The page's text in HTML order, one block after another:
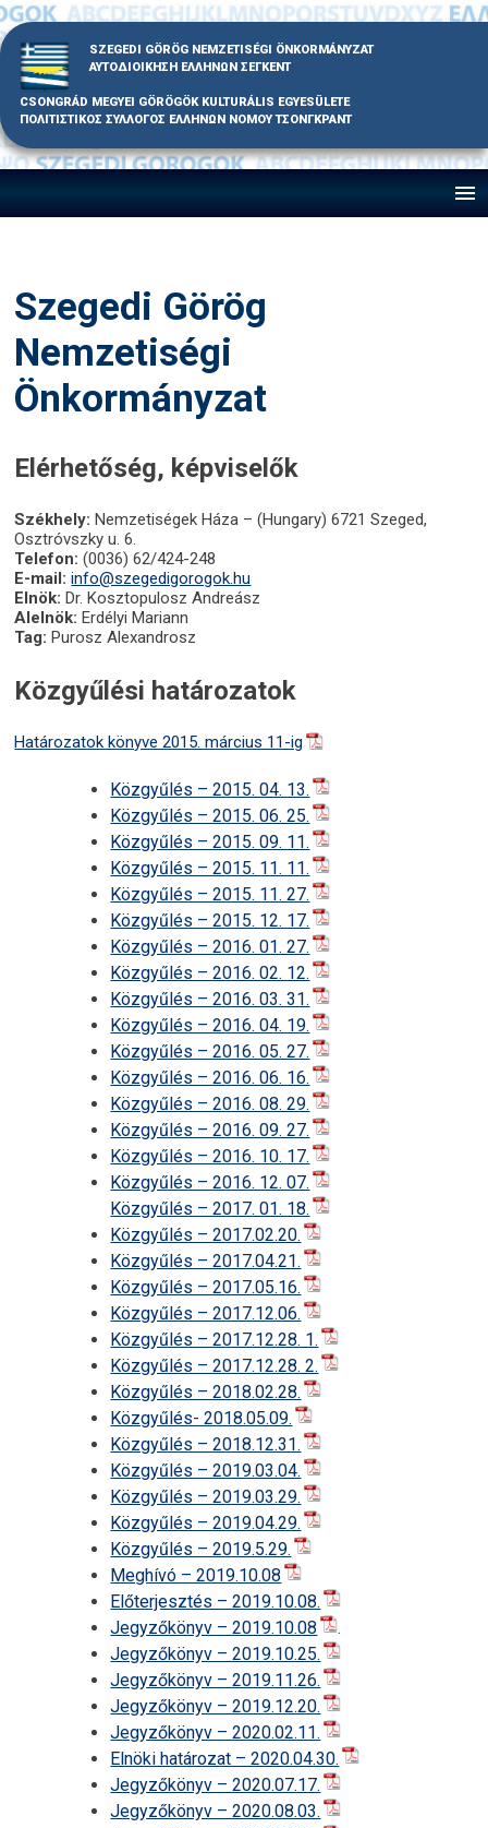
Skip
to
content
SZEGEDI GÖRÖG NEMZETISÉGI ÖNKORMÁNYZAT
ΑΥΤΟΔΙΟΙΚΗΣΗ ΕΛΛΗΝΩΝ ΣΕΓΚΕΝΤ
CSONGRÁD MEGYEI GÖRÖGÖK KULTURÁLIS EGYESÜLETE
ΠΟΛΙΤΙΣΤΙΚΟΣ ΣΥΛΛΟΓΟΣ ΕΛΛΗΝΩΝ ΝΟΜΟΥ ΤΣΟΝΓΚΡΑΝΤ
Szegedi Görög
Nemzetiségi
Önkormányzat
Elérhetőség, képviselők
Székhely: Nemzetiségek Háza – (Hungary) 6721 Szeged,
Osztróvszky u. 6.
Telefon: (0036) 62/424-248
E-mail: info@szegedigorogok.hu
Elnök: Dr. Kosztopulosz Andreász
Alelnök: Erdélyi Mariann
Tag: Purosz Alexandrosz
Közgyűlési határozatok
Határozatok könyve 2015. március 11-ig
Közgyűlés – 2015. 04. 13.
Közgyűlés – 2015. 06. 25.
Közgyűlés – 2015. 09. 11.
Közgyűlés – 2015. 11. 11.
Közgyűlés – 2015. 11. 27.
Közgyűlés – 2015. 12. 17.
Közgyűlés – 2016. 01. 27.
Közgyűlés – 2016. 02. 12.
Közgyűlés – 2016. 03. 31.
Közgyűlés – 2016. 04. 19.
Közgyűlés – 2016. 05. 27.
Közgyűlés – 2016. 06. 16.
Közgyűlés – 2016. 08. 29.
Közgyűlés – 2016. 09. 27.
Közgyűlés – 2016. 10. 17.
Közgyűlés – 2016. 12. 07.
Közgyűlés – 2017. 01. 18.
Közgyűlés – 2017.02.20.
Közgyűlés – 2017.04.21.
Közgyűlés – 2017.05.16.
Közgyűlés – 2017.12.06.
Közgyűlés – 2017.12.28. 1.
Közgyűlés – 2017.12.28. 2.
Közgyűlés – 2018.02.28.
Közgyűlés- 2018.05.09.
Közgyűlés – 2018.12.31.
Közgyűlés – 2019.03.04.
Közgyűlés – 2019.03.29.
Közgyűlés – 2019.04.29.
Közgyűlés – 2019.5.29.
Meghívó – 2019.10.08
Előterjesztés – 2019.10.08.
Jegyzőkönyv – 2019.10.08
.
Jegyzőkönyv – 2019.10.25.
Jegyzőkönyv – 2019.11.26.
Jegyzőkönyv – 2019.12.20.
Jegyzőkönyv – 2020.02.11.
Elnöki határozat – 2020.04.30.
Jegyzőkönyv – 2020.07.17.
Jegyzőkönyv – 2020.08.03.